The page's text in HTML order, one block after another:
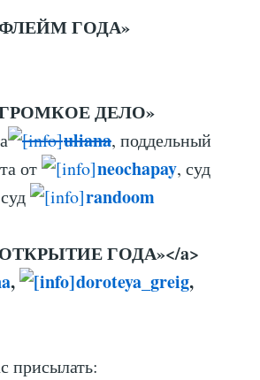
ГОДА»
ДЕЛО»
uliana, поддельный
от
neochapay, суд
randoom
ГОДА»</a>
, doroteya_greig,
присылать: